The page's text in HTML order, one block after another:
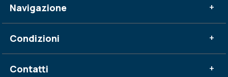
Navigazione +
Condizioni +
Contatti +